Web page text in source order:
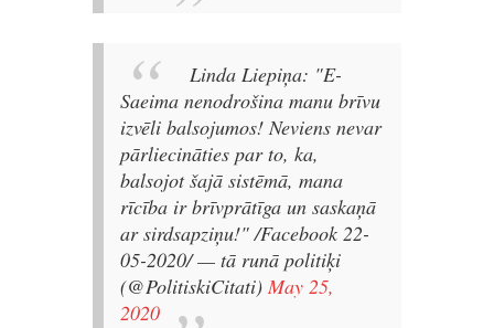
Linda Liepiņa: "E-
Saeima nenodrošina manu brīvu
izvēli balsojumos! Neviens nevar
pārliecināties par to, ka,
balsojot šajā sistēmā, mana
rīcība ir brīvprātīga un saskaņā
ar sirdsapziņu!" /Facebook 22-
05-2020/ — tā runā politiķi
(@PolitiskiCitati) May 25,
2020